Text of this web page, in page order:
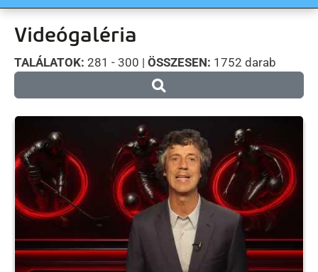
Videógaléria
TALÁLATOK: 281 - 300 | ÖSSZESEN: 1752 darab